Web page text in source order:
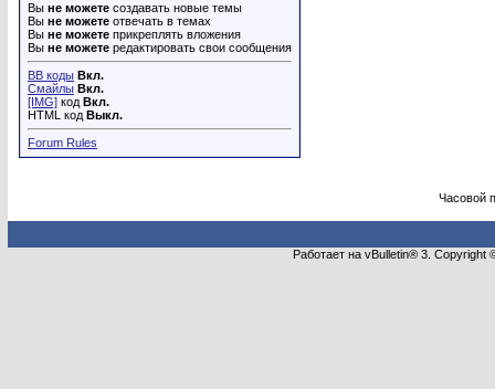
Вы не можете создавать новые темы
Вы не можете отвечать в темах
Вы не можете прикреплять вложения
Вы не можете редактировать свои сообщения
BB коды Вкл.
Смайлы Вкл.
[IMG] код Вкл.
HTML код Выкл.
Forum Rules
Часовой
Работает на vBulletin® 3.